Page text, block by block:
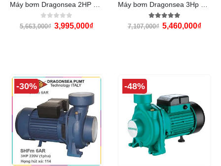
Máy bơm Dragonsea 2HP họng 114
0out of 5
5,663,000₫ 3,995,000₫
Máy bơm Dragonsea 3Hp họng 90
5.00 out of 5
7,107,000₫ 5,460,000₫
-30% -48%